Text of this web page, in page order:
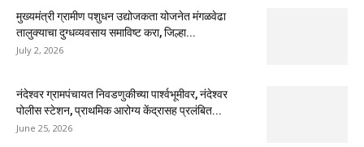
मुख्यमंत्री ग्रामीण पशुधन उद्योजकता योजनेत मंगळवेढा
तालुक्याचा दुग्धव्यवसाय समाविष्ट करा, जिल्हा...
July 2, 2026
नंदेश्वर ग्रामपंचायत निवडणुकीच्या पार्श्वभूमीवर, नंदेश्वर
पोलीस स्टेशन, प्राथमिक आरोग्य केंद्रासह प्रलंबित...
June 25, 2026